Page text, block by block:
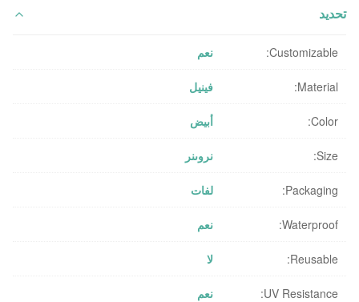
تحديد
Customizable: نعم
Material: فينيل
Color: أبيض
Size: نروىنر
Packaging: لفات
Waterproof: نعم
Reusable: لا
UV Resistance: نعم